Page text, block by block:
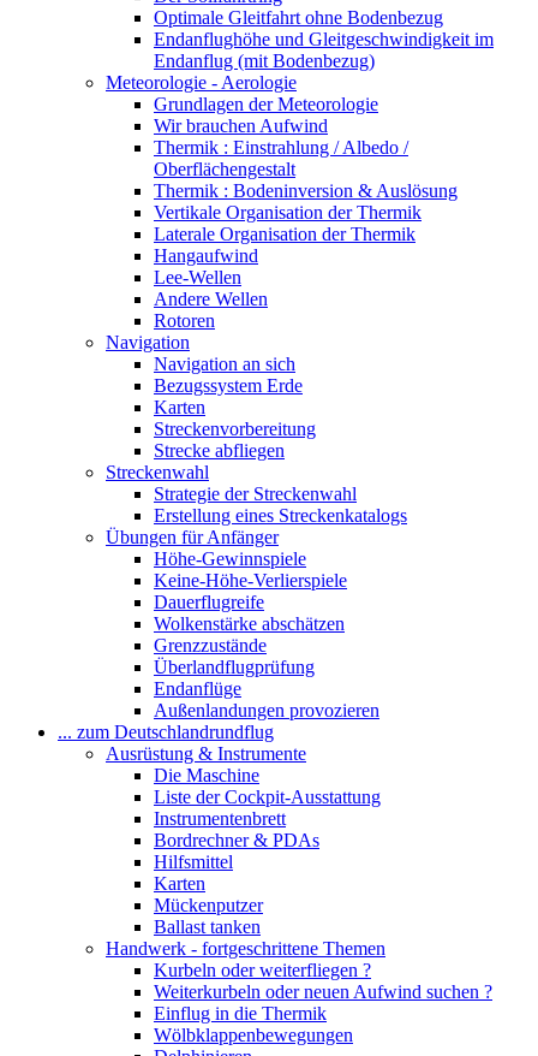
Optimale Gleitfahrt ohne Bodenbezug
Endanflughöhe und Gleitgeschwindigkeit im
Endanflug (mit Bodenbezug)
Meteorologie - Aerologie
Grundlagen der Meteorologie
Wir brauchen Aufwind
Thermik : Einstrahlung / Albedo /
Oberflächengestalt
Thermik : Bodeninversion & Auslösung
Vertikale Organisation der Thermik
Laterale Organisation der Thermik
Hangaufwind
Lee-Wellen
Andere Wellen
Rotoren
Navigation
Navigation an sich
Bezugssystem Erde
Karten
Streckenvorbereitung
Strecke abfliegen
Streckenwahl
Strategie der Streckenwahl
Erstellung eines Streckenkatalogs
Übungen für Anfänger
Höhe-Gewinnspiele
Keine-Höhe-Verlierspiele
Dauerflugreife
Wolkenstärke abschätzen
Grenzzustände
Überlandflugprüfung
Endanflüge
Außenlandungen provozieren
... zum Deutschlandrundflug
Ausrüstung & Instrumente
Die Maschine
Liste der Cockpit-Ausstattung
Instrumentenbrett
Bordrechner & PDAs
Hilfsmittel
Karten
Mückenputzer
Ballast tanken
Handwerk - fortgeschrittene Themen
Kurbeln oder weiterfliegen ?
Weiterkurbeln oder neuen Aufwind suchen ?
Einflug in die Thermik
Wölbklappenbewegungen